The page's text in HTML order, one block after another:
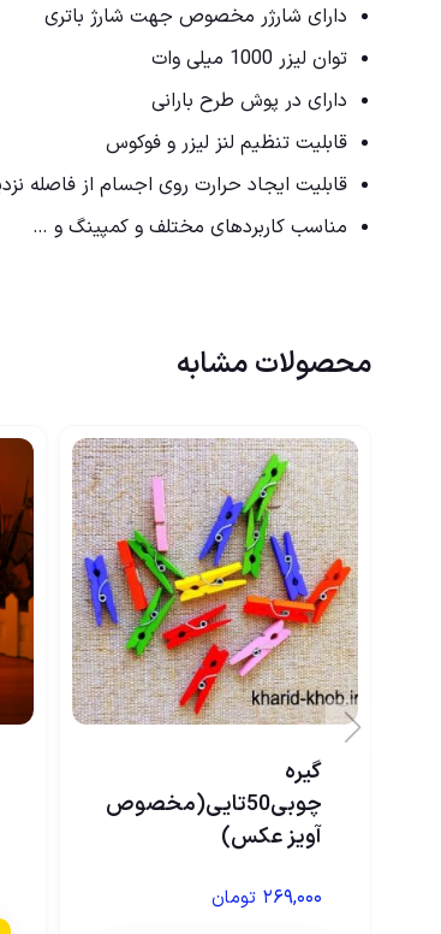
دارای شارژر مخصوص جهت شارژ باتری
توان لیزر 1000 میلی وات
دارای در پوش طرح بارانی
قابلیت تنظیم لنز لیزر و فوکوس
قابلیت ایجاد حرارت روی اجسام از فاصله
مناسب کاربردهای مختلف و کمپینگ و …
محصولات مشابه
گیره
چوبی50تایی(مخصوص
آویز عکس)
۲۶۹,۰۰۰ تومان